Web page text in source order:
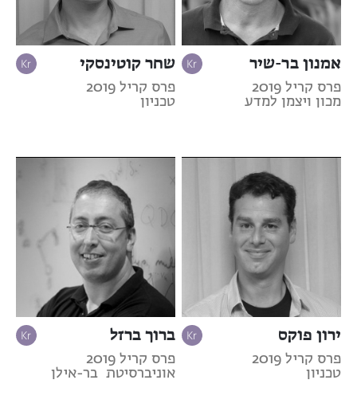
אמנון בר-שיר
פרס קריל 2019
מכון ויצמן למדע
שחר קוטינסקי
פרס קריל 2019
טכניון
ירון פוקס
פרס קריל 2019
טכניון
ברוך ברזל
פרס קריל 2019
אוניברסיטת בר-אילן